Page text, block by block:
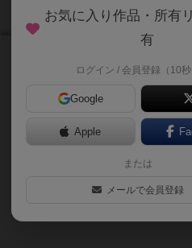
3枚のカードをめくって、
ススメするゲームです。
べるゲーム」を早く言う
客様を満足させるゲームで
お気に入り作品・所有
有
ログイン / 会員登録（10秒
Google
Apple
または
メールで会員登録